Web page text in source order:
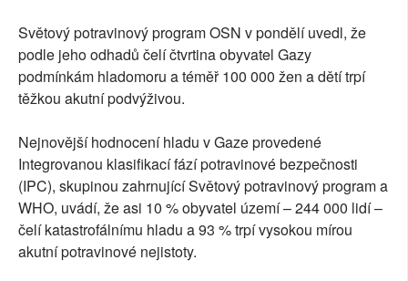
Světový potravinový program OSN v pondělí uvedl, že
podle jeho odhadů čelí čtvrtina obyvatel Gazy
podmínkám hladomoru a téměř 100 000 žen a dětí trpí
těžkou akutní podvýživou.
Nejnovější hodnocení hladu v Gaze provedené
Integrovanou klasifikací fází potravinové bezpečnosti
(IPC), skupinou zahrnující Světový potravinový program a
WHO, uvádí, že asi 10 % obyvatel území – 244 000 lidí –
čelí katastrofálnímu hladu a 93 % trpí vysokou mírou
akutní potravinové nejistoty.